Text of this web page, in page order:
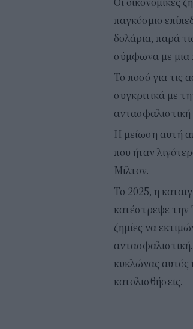
Οι οικονομικές
παγκόσμιο
δολάρια, παρά
σύμφωνα με μια
Το ποσό για τις
συγκριτικά με
αντασφαλιστική
Η μείωση αυτή
που ήταν
Μίλτον.
Το 2025, η
κατέστρεψε την
ζημίες να
κυκλώνας αυτός
κατολισθήσεις.